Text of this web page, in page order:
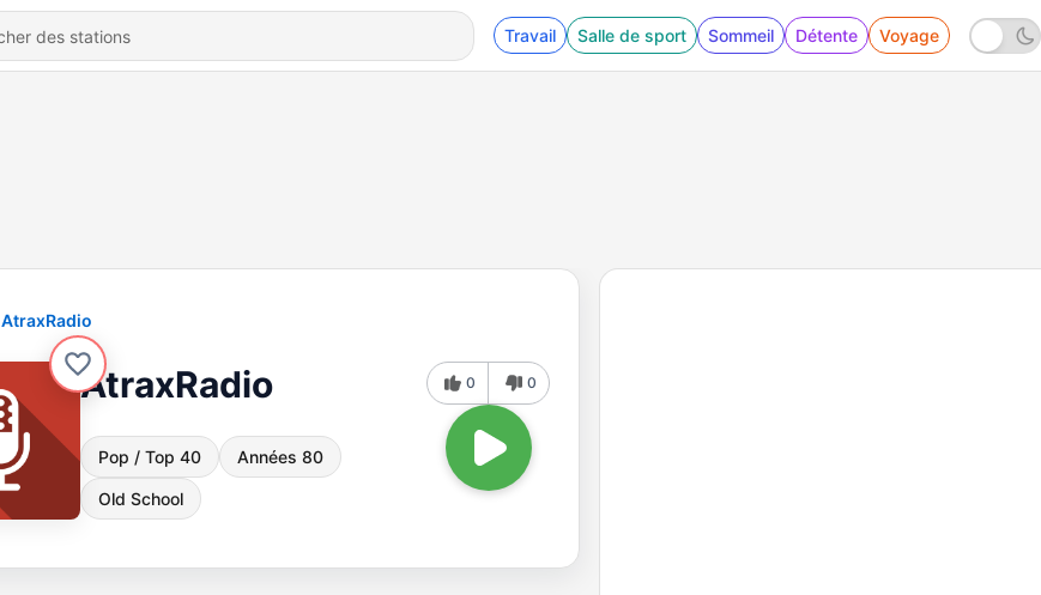
Travail Salle de sport Sommeil Détente Voyage
AtraxRadio
AtraxRadio
Pop / Top 40 Années 80
Old School
0 0